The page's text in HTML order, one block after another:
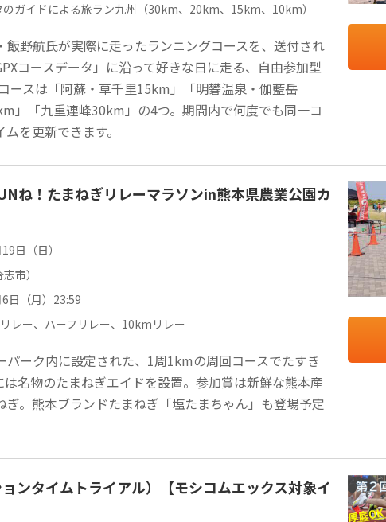
のガイドによる旅ラン九州（30km、20km、15km、10km）
飯野航氏が実際に走ったランニングコースを、送付され
コースデータ」に沿って好きな日に走る、自由参加型
ースは「阿蘇・草千里15km」「明礬温泉・伽藍岳
」「九重連峰30km」の4つ。期間内で何度でも同一コ
を更新できます。
ね！たまねぎリレーマラソンin熊本県農業公園カ
日（日）
市）
日（月）23:59
レー、ハーフリレー、10kmリレー
パーク内に設定された、1周1kmの周回コースでたすき
は名物のたまねぎエイドを設置。参加賞は新鮮な熊本産
ぎ。熊本ブランドたまねぎ「塩たまちゃん」も登場予定
ンタイムトライアル）【モシコムエックス対象イ